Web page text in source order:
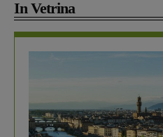
In Vetrina